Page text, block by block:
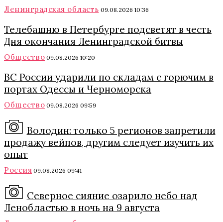
Ленинградская область 09.08.2026 10:36
Телебашню в Петербурге подсветят в честь
Дня окончания Ленинградской битвы
Общество 09.08.2026 10:20
ВС России ударили по складам с горючим в
портах Одессы и Черноморска
Общество 09.08.2026 09:59
Володин: только 5 регионов запретили
продажу вейпов, другим следует изучить их
опыт
Россия 09.08.2026 09:41
Северное сияние озарило небо над
Ленобластью в ночь на 9 августа